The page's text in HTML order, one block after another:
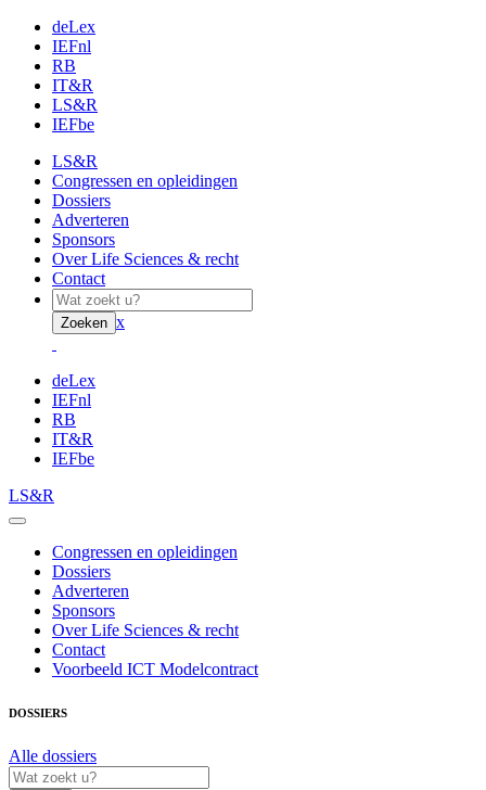
deLex
IEFnl
RB
IT&R
LS&R
IEFbe
LS&R
Congressen en opleidingen
Dossiers
Adverteren
Sponsors
Over Life Sciences & recht
Contact
Zoeken x
deLex
IEFnl
RB
IT&R
IEFbe
LS&R
Congressen en opleidingen
Dossiers
Adverteren
Sponsors
Over Life Sciences & recht
Contact
Voorbeeld ICT Modelcontract
DOSSIERS
Alle dossiers